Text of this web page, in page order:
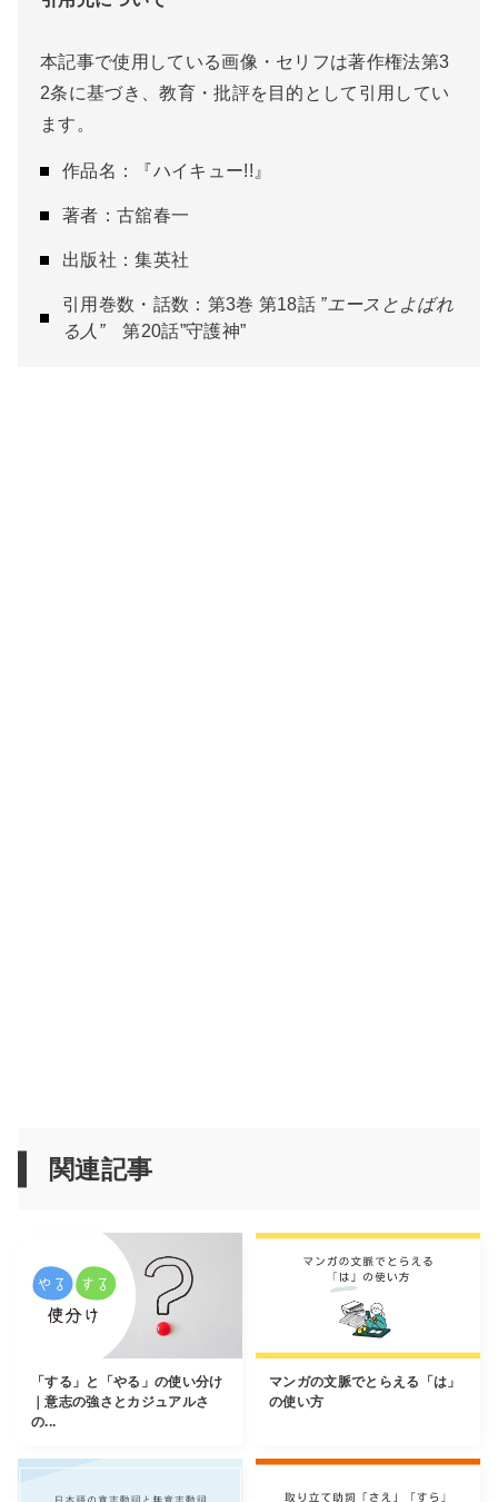
本記事で使用している画像・セリフは著作権法第3
2条に基づき、教育・批評を目的として引用してい
ます。
作品名：『ハイキュー!!』
著者：古舘春一
出版社：集英社
引用巻数・話数：第3巻 第18話 ”エースとよばれ
る人”第20話”守護神”
関連記事
「する」と「やる」の使い分け
｜意志の強さとカジュアルさ
の...
マンガの文脈でとらえる「は」
の使い方